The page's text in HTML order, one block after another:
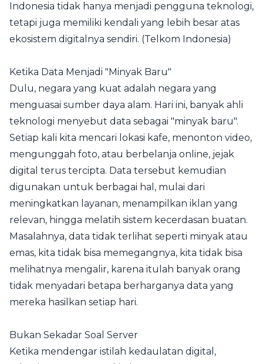
Indonesia tidak hanya menjadi pengguna teknologi,
tetapi juga memiliki kendali yang lebih besar atas
ekosistem digitalnya sendiri. (Telkom Indonesia)
Ketika Data Menjadi "Minyak Baru"
Dulu, negara yang kuat adalah negara yang
menguasai sumber daya alam. Hari ini, banyak ahli
teknologi menyebut data sebagai "minyak baru".
Setiap kali kita mencari lokasi kafe, menonton video,
mengunggah foto, atau berbelanja online, jejak
digital terus tercipta. Data tersebut kemudian
digunakan untuk berbagai hal, mulai dari
meningkatkan layanan, menampilkan iklan yang
relevan, hingga melatih sistem kecerdasan buatan.
Masalahnya, data tidak terlihat seperti minyak atau
emas, kita tidak bisa memegangnya, kita tidak bisa
melihatnya mengalir, karena itulah banyak orang
tidak menyadari betapa berharganya data yang
mereka hasilkan setiap hari.
Bukan Sekadar Soal Server
Ketika mendengar istilah kedaulatan digital,